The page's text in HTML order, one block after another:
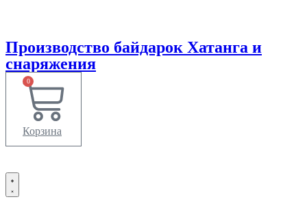
Производство байдарок Хатанга и
снаряжения
0
Корзина